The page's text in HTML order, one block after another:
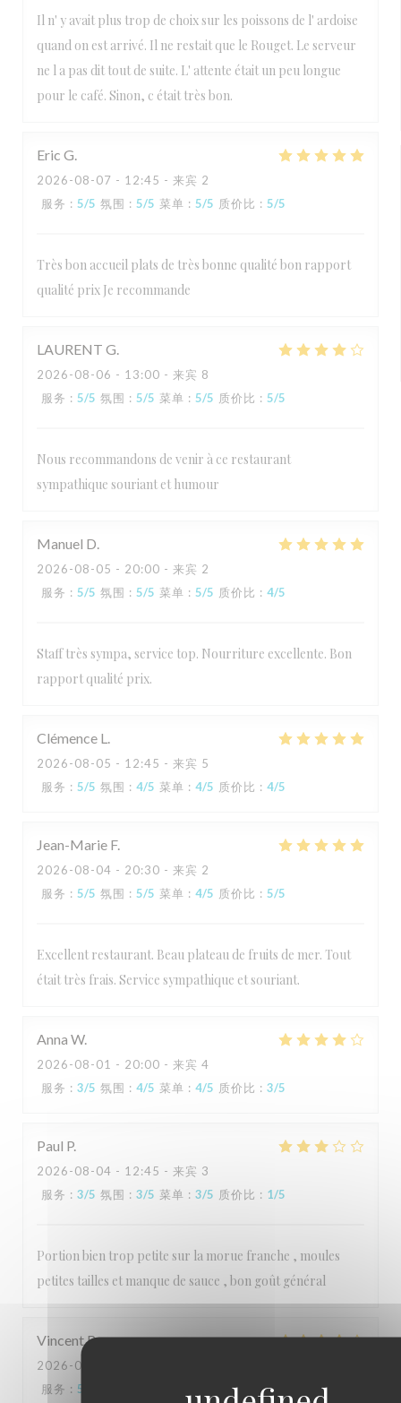
Il n' y avait plus trop de choix sur les poissons de l' ardoise
quand on est arrivé. Il ne restait que le Rouget. Le serveur
ne l a pas dit tout de suite. L' attente était un peu longue
pour le café. Sinon, c était très bon.
Eric G
2026-08-07 - 12:45 - 来宾 2
服务 : 5/5 氛围 : 5/5 菜单 : 5/5 质价比 : 5/5
Très bon accueil plats de très bonne qualité bon rapport
qualité prix Je recommande
LAURENT G
2026-08-06 - 13:00 - 来宾 8
服务 : 5/5 氛围 : 5/5 菜单 : 5/5 质价比 : 5/5
Nous recommandons de venir à ce restaurant
sympathique souriant et humour
Manuel D
2026-08-05 - 20:00 - 来宾 2
服务 : 5/5 氛围 : 5/5 菜单 : 5/5 质价比 : 4/5
Staff très sympa, service top. Nourriture excellente. Bon
rapport qualité prix.
Clémence L
2026-08-05 - 12:45 - 来宾 5
服务 : 5/5 氛围 : 4/5 菜单 : 4/5 质价比 : 4/5
Jean-Marie F
2026-08-04 - 20:30 - 来宾 2
服务 : 5/5 氛围 : 5/5 菜单 : 4/5 质价比 : 5/5
Excellent restaurant. Beau plateau de fruits de mer. Tout
était très frais. Service sympathique et souriant.
Anna W
2026-08-01 - 20:00 - 来宾 4
服务 : 3/5 氛围 : 4/5 菜单 : 4/5 质价比 : 3/5
Paul P
2026-08-04 - 12:45 - 来宾 3
服务 : 3/5 氛围 : 3/5 菜单 : 3/5 质价比 : 1/5
Portion bien trop petite sur la morue franche , moules
petites tailles et manque de sauce , bon goût général
VincentB
2026-07-23
服务 : 5 质价比 : 4